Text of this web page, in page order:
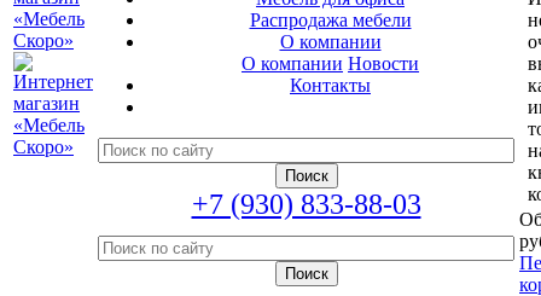
Распродажа мебели
О компании
О компании Новости
Контакты
+7 (930) 833-88-03